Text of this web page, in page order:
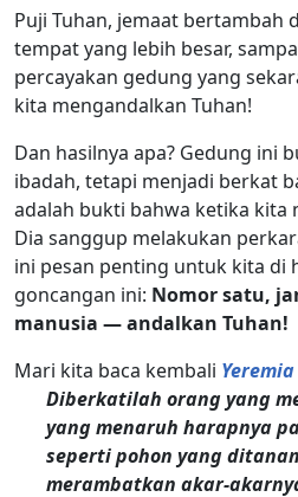
Puji Tuhan, jemaat bertambah
tempat yang lebih besar,
percayakan gedung yang
kita mengandalkan Tuhan!
Dan hasilnya apa? Gedung ini
ibadah, tetapi menjadi berkat
adalah bukti bahwa ketika kita
Dia sanggup melakukan
ini pesan penting untuk kita di
goncangan ini: Nomor satu,
manusia — andalkan Tuhan!
Mari kita baca kembali
Diberkatilah orang yang
yang menaruh harapnya
seperti pohon yang
merambatkan akar-